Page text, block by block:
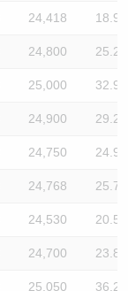
24,418 18.9
24,800 25.2
25,000 32.9
24,900 29.2
24,750 24.9
24,768 25.7
24,530 20.5
24,700 23.8
25,050 36.2